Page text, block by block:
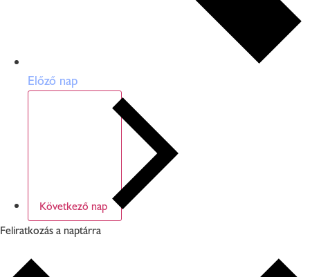
Előző nap
Következő nap
Feliratkozás a naptárra